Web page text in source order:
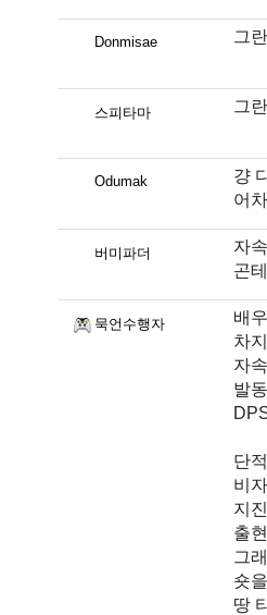
Donmisae 그
스피타마 그
Odumak
걍
어
버미파더
자
곤
묵언수행자
배
차
자
발
단
비
지
출
그
숏
땅